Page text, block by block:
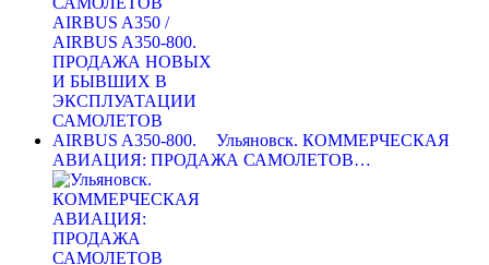
Ульяновск. КОММЕРЧЕСКАЯ
АВИАЦИЯ: ПРОДАЖА САМОЛЕТОВ…